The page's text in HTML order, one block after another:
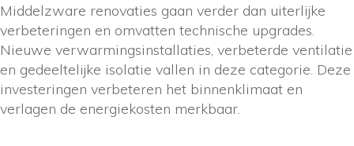
Middelzware renovaties gaan verder dan uiterlijke
verbeteringen en omvatten technische upgrades.
Nieuwe verwarmingsinstallaties, verbeterde ventilatie
en gedeeltelijke isolatie vallen in deze categorie. Deze
investeringen verbeteren het binnenklimaat en
verlagen de energiekosten merkbaar.